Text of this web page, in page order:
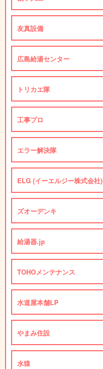
友真設備
広島給湯センター
トリカエ隊
工事プロ
エラー解決隊
ELG (イーエルジー株式会社)
ズオーデンキ
給湯器.jp
TOHOメンテナンス
水道屋本舗LP
やまみ住設
水猿